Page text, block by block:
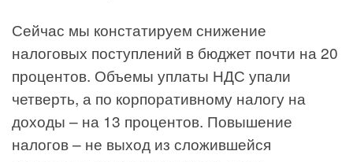
Сейчас мы констатируем снижение
налоговых поступлений в бюджет почти на 20
процентов. Объемы уплаты НДС упали
четверть, а по корпоративному налогу на
доходы – на 13 процентов. Повышение
налогов – не выход из сложившейся